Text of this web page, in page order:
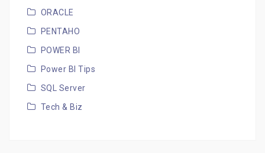
ORACLE
PENTAHO
POWER BI
Power BI Tips
SQL Server
Tech & Biz